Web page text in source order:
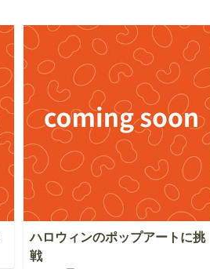
ハロウィンのポップアートに挑
戦